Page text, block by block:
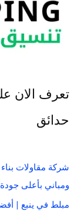
تعرف الان
حدائق
شركة مقاولات
ومباني بأعلى
مبلط في ينبع |